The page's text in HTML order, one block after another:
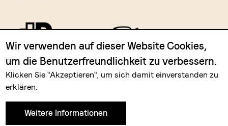
Zahlungsmittel
Wir verwenden auf dieser Website Cookies,
um die Benutzerfreundlichkeit zu verbessern.
Klicken Sie "Akzeptieren", um sich damit einverstanden zu
erklären.
Weitere Informationen